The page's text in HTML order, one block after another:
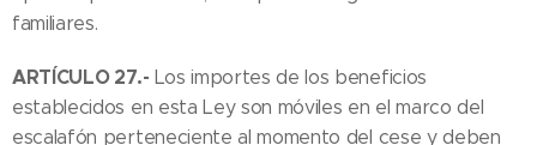
familiares.
ARTÍCULO 27.- Los importes de los beneficios
establecidos en esta Ley son móviles en el marco del
escalafón perteneciente al momento del cese y deben